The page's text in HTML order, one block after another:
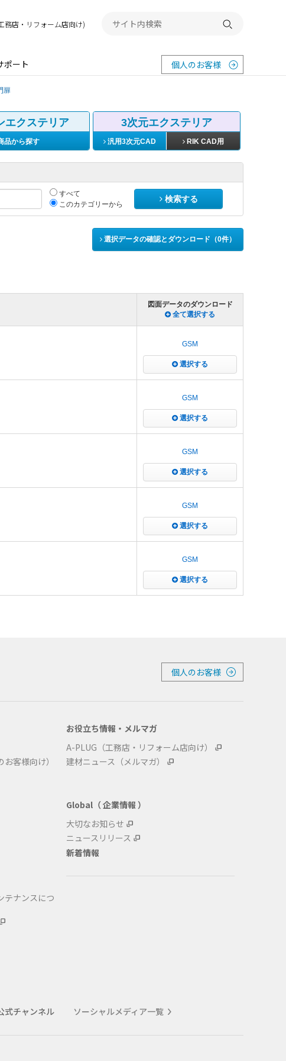
ポート 個人のお客様
務店・リフォーム店向け) 検索する
扉
エクステリア
品から探す
3次元エクステリア
汎用3次元CAD RIK CAD用
すべて
このカテゴリーから
検索する
選択データの確認とダウンロード（0件）
図面データのダウンロード
全て選択する
GSM
選択する
GSM
選択する
GSM
選択する
GSM
選択する
GSM
選択する
個人のお客様
客様向け）
テナンスにつ
お役立ち情報・メルマガ
A-PLUG（工務店・リフォーム店向け）
建材ニュース（メルマガ）
Global（ 企業情報 ）
大切なお知らせ
ニュースリリース
新着情報
式チャンネル ソーシャルメディア一覧